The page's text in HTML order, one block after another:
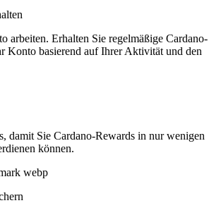
arbeiten. Erhalten Sie regelmäßige Cardano-
Konto basierend auf Ihrer Aktivität und den
damit Sie Cardano-Rewards in nur wenigen
können.